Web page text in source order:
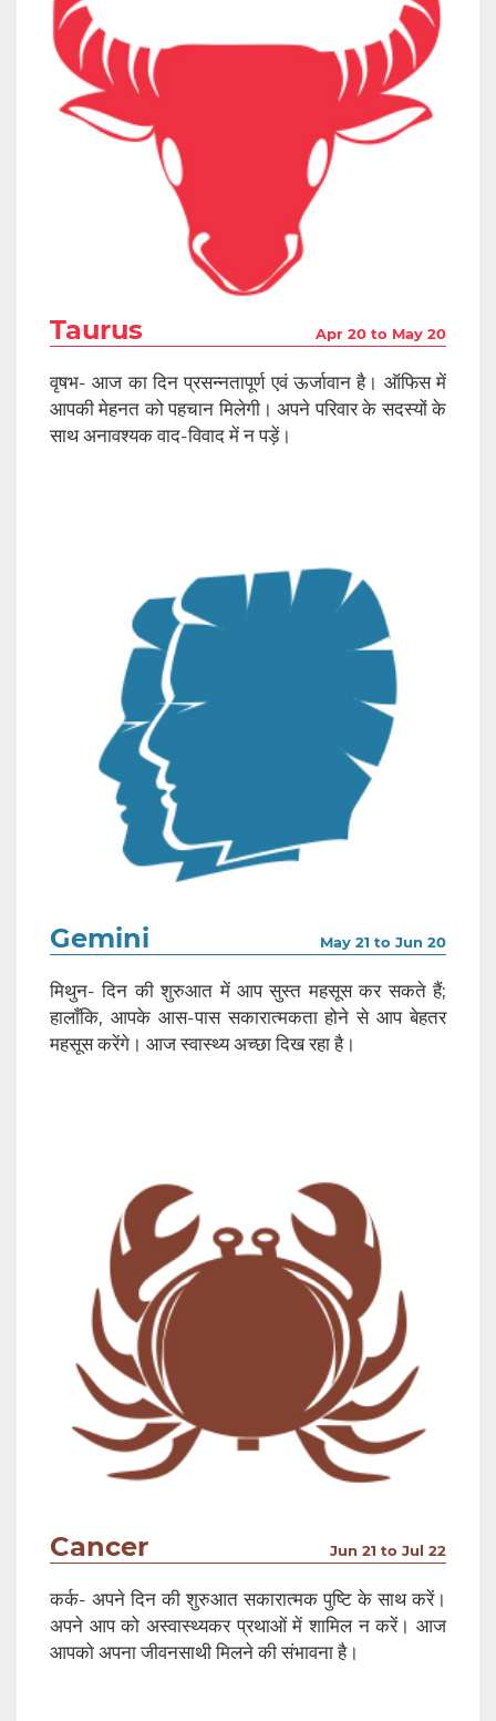
Taurus Apr 20 to May 20
वृषभ- आज का दिन प्रसन्नतापूर्ण एवं ऊर्जावान है। ऑफिस में
आपकी मेहनत को पहचान मिलेगी। अपने परिवार के सदस्यों के
साथ अनावश्यक वाद-विवाद में न पड़ें।
Gemini May 21 to Jun 20
मिथुन- दिन की शुरुआत में आप सुस्त महसूस कर सकते हैं;
हालाँकि, आपके आस-पास सकारात्मकता होने से आप बेहतर
महसूस करेंगे। आज स्वास्थ्य अच्छा दिख रहा है।
Cancer Jun 21 to Jul 22
कर्क- अपने दिन की शुरुआत सकारात्मक पुष्टि के साथ करें।
अपने आप को अस्वास्थ्यकर प्रथाओं में शामिल न करें। आज
आपको अपना जीवनसाथी मिलने की संभावना है।